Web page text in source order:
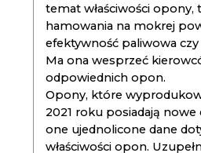
temat właściwości opony,
hamowania na mokrej
efektywność paliwowa czy
Ma ona wesprzeć
odpowiednich opon.
Opony, które
2021 roku posiadają nowe
one ujednolicone dane
właściwości opon.